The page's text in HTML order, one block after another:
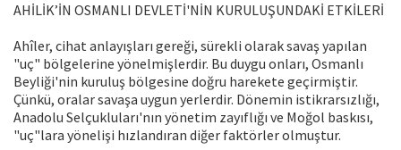
AHİLİK’İN OSMANLI DEVLETİ'NİN KURULUŞUNDAKİ ETKİLERİ
Ahîler, cihat anlayışları gereği, sürekli olarak savaş yapılan
"uç" bölgelerine yönelmişlerdir. Bu duygu onları, Osmanlı
Beyliği'nin kuruluş bölgesine doğru harekete geçirmiştir.
Çünkü, oralar savaşa uygun yerlerdir. Dönemin istikrarsızlığı,
Anadolu Selçukluları'nın yönetim zayıflığı ve Moğol baskısı,
"uç"lara yönelişi hızlandıran diğer faktörler olmuştur.